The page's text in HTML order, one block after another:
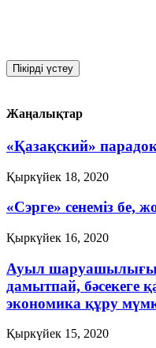
Жаңалықтар
«Қазақский»
Қыркүйек 18, 2020
«Сэрге» сенеміз бе,
Қыркүйек 16, 2020
Ауыл
дамытпай, бәсекеге
экономика құру
Қыркүйек 15, 2020